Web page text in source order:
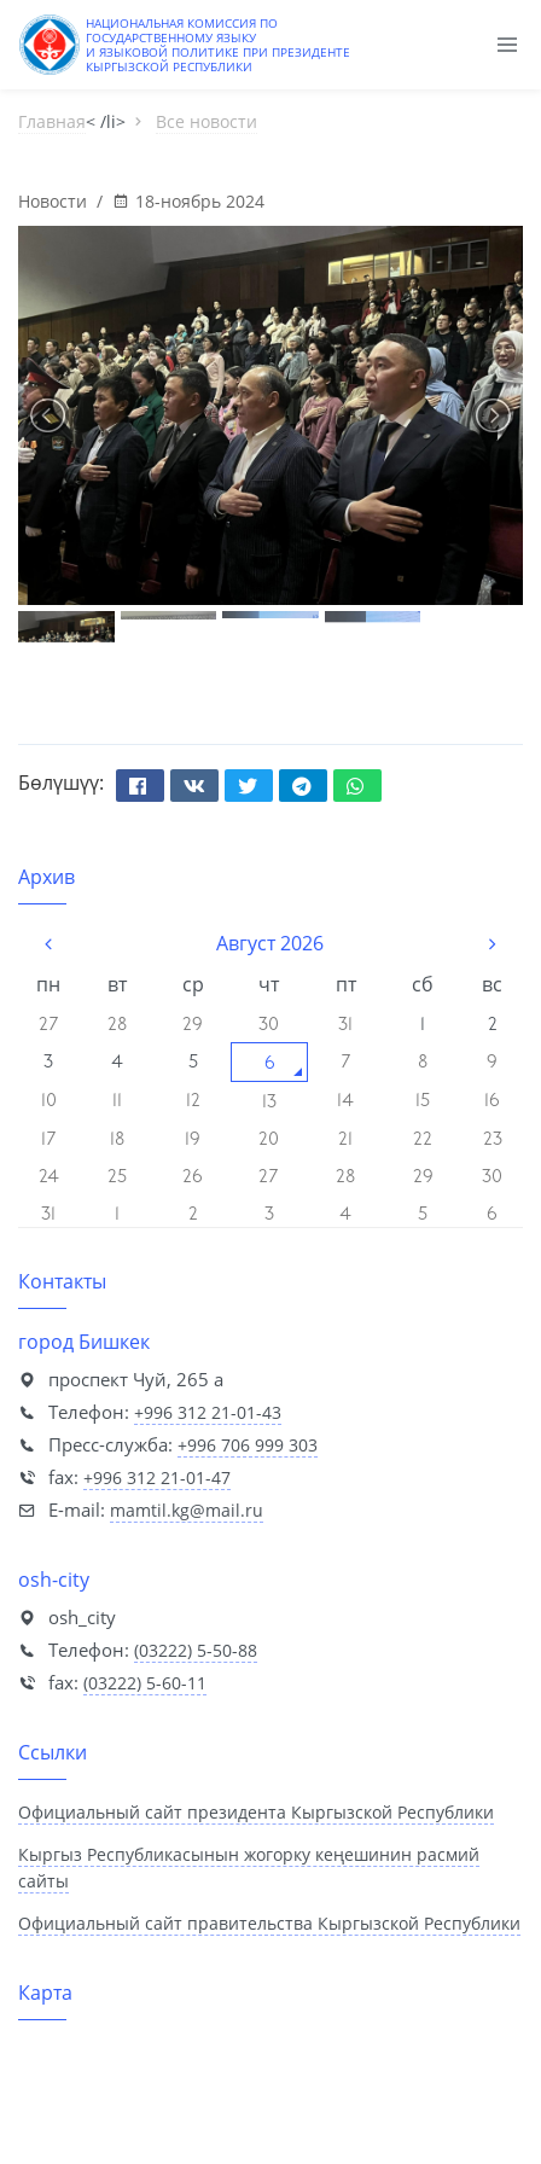
НАЦИОНАЛЬНАЯ КОМИССИЯ ПО
ГОСУДАРСТВЕННОМУ ЯЗЫКУ
И ЯЗЫКОВОЙ ПОЛИТИКЕ ПРИ ПРЕЗИДЕНТЕ
КЫРГЫЗСКОЙ РЕСПУБЛИКИ
Главная< /li> Все новости
Новости / 18-ноябрь 2024
Бөлүшүү:
FacebookВконтактеТвиттерТелеграмWhatsapp
Архив
Август 2026
пн
вт ср чт пт сб вс
27 28 29 30 31
2
3
4 5 6 7 8
9
10
12 13 14 15
16
17
18 19 20 21 22
23
24
25 26 27 28 29
30
31
2 3 4 5 6
Контакты
город Бишкек
проспект Чуй, 265 а
Телефон: +996 312 21-01-43
Пресс-служба: +996 706 999 303
fax: +996 312 21-01-47
E-mail: mamtil.kg@mail.ru
osh-city
osh_city
Телефон: (03222) 5-50-88
fax: (03222) 5-60-11
Ссылки
Официальный сайт президента Кыргызской Республики
Кыргыз Республикасынын жогорку кеңешинин расмий
сайты
Официальный сайт правительства Кыргызской Республики
Карта